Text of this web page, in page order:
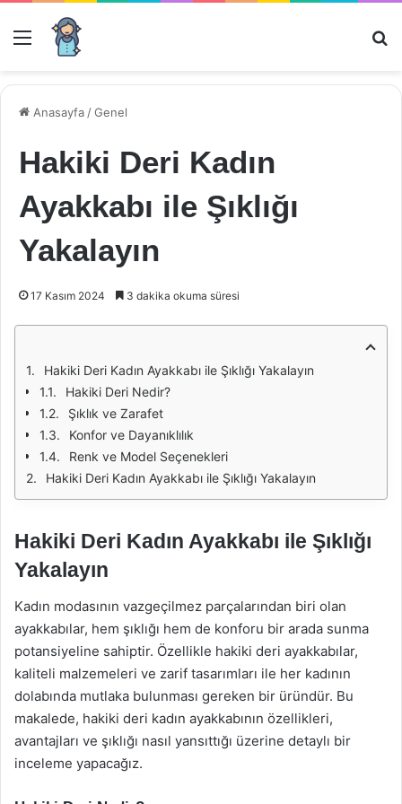
Menü
Anasayfa /Genel
Hakiki Deri Kadın
Ayakkabı ile Şıklığı
Yakalayın
17 Kasım 2024 3 dakika okuma süresi
Hakiki Deri Kadın Ayakkabı ile Şıklığı Yakalayın
Hakiki Deri Nedir?
Şıklık ve Zarafet
Konfor ve Dayanıklılık
Renk ve Model Seçenekleri
Hakiki Deri Kadın Ayakkabı ile Şıklığı Yakalayın
Hakiki Deri Kadın Ayakkabı ile Şıklığı
Yakalayın
Kadın modasının vazgeçilmez parçalarından biri olan
ayakkabılar, hem şıklığı hem de konforu bir arada sunma
potansiyeline sahiptir. Özellikle hakiki deri ayakkabılar,
kaliteli malzemeleri ve zarif tasarımları ile her kadının
dolabında mutlaka bulunması gereken bir üründür. Bu
makalede, hakiki deri kadın ayakkabının özellikleri,
avantajları ve şıklığı nasıl yansıttığı üzerine detaylı bir
inceleme yapacağız.